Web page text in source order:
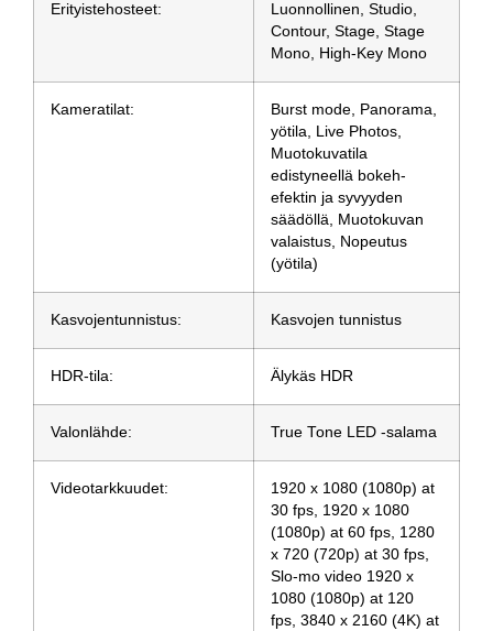
Erityistehosteet:
Luonnollinen, Studio,
Contour, Stage, Stage
Mono, High‑Key Mono
Kameratilat:
Burst mode, Panorama,
yötila, Live Photos,
Muotokuvatila
edistyneellä bokeh-
efektin ja syvyyden
säädöllä, Muotokuvan
valaistus, Nopeutus
(yötila)
Kasvojentunnistus: Kasvojen tunnistus
HDR-tila: Älykäs HDR
Valonlähde: True Tone LED -salama
Videotarkkuudet:
1920 x 1080 (1080p) at
30 fps, 1920 x 1080
(1080p) at 60 fps, 1280
x 720 (720p) at 30 fps,
Slo-mo video 1920 x
1080 (1080p) at 120
fps, 3840 x 2160 (4K) at